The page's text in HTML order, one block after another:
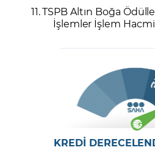
11. TSPB Altın Boğa
İşlemler İşlem
KREDİ